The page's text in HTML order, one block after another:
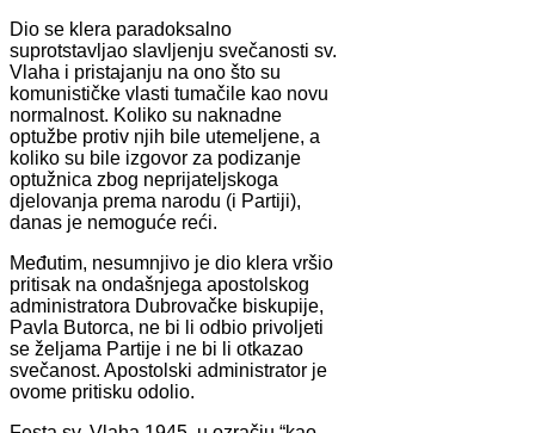
Dio se klera paradoksalno
suprotstavljao slavljenju svečanosti sv.
Vlaha i pristajanju na ono što su
komunističke vlasti tumačile kao novu
normalnost. Koliko su naknadne
optužbe protiv njih bile utemeljene, a
koliko su bile izgovor za podizanje
optužnica zbog neprijateljskoga
djelovanja prema narodu (i Partiji),
danas je nemoguće reći.
Međutim, nesumnjivo je dio klera vršio
pritisak na ondašnjega apostolskog
administratora Dubrovačke biskupije,
Pavla Butorca, ne bi li odbio privoljeti
se željama Partije i ne bi li otkazao
svečanost. Apostolski administrator je
ovome pritisku odolio.